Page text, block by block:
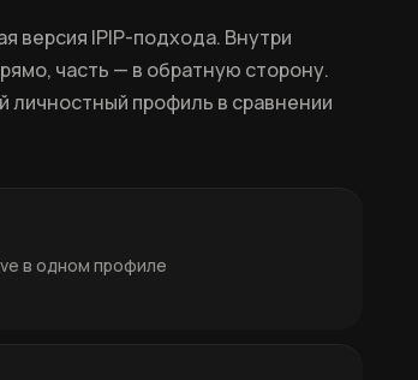
версия IPIP-подхода. Внутри
часть — в обратную сторону.
личностный профиль в сравнении
в одном профиле